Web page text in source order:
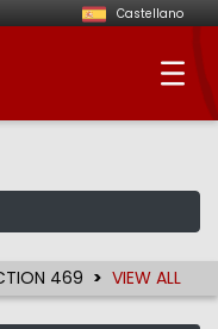
Castellano
-
469 VIEW ALL